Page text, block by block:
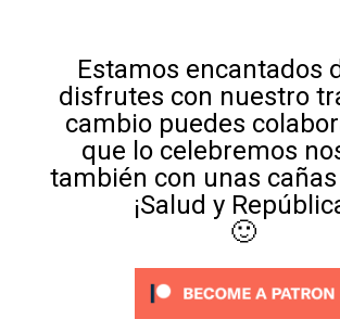
Estamos encantados
disfrutes con nuestro
cambio puedes
que lo celebremos
también con unas
¡Salud y
🙂